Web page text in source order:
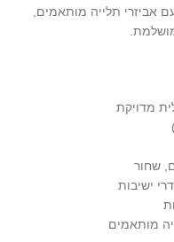
אביזרי תלייה מותאמים,
מדויקת
שחור
ישיבות
מותאמים